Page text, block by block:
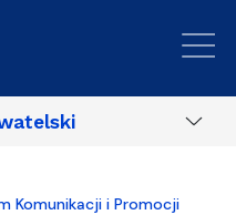
Komunikacji i Promocji